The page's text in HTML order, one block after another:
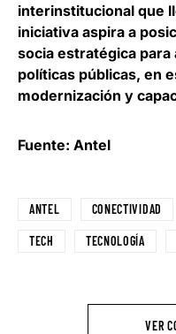
interinstitucional que
iniciativa aspira a
socia estratégica para
políticas públicas, en
modernización y
Fuente: Antel
ANTEL CONECTIVIDAD
TECH TECNOLOGÍA
VER